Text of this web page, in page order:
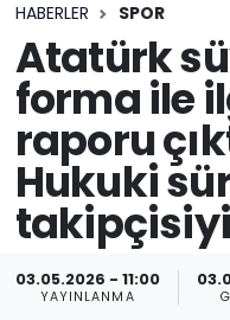
HABERLER SPOR
Atatürk
forma ile
raporu
Hukuki
03.05.2026 - 11:00
YAYINLANMA
Son Dakika
Haber Arşivi